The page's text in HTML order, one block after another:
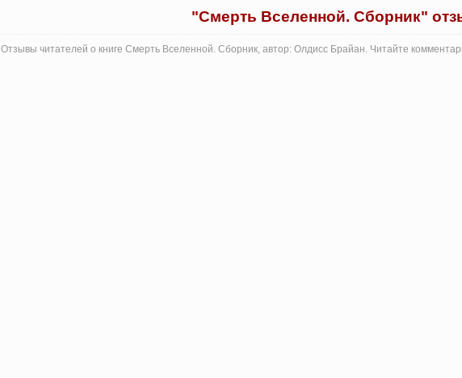
"Смерть Вселенной. Сборник"
Отзывы читателей о книге Смерть Вселенной. Сборник, автор: Олдисс Брайан. Читайте